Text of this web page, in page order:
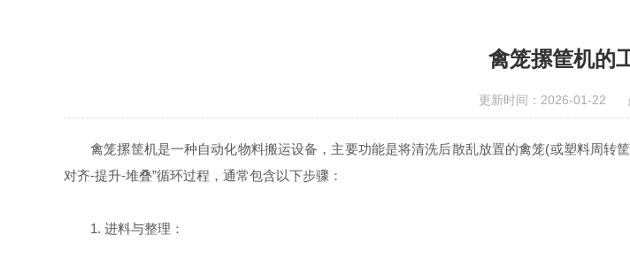
禽笼摞筐机的
更新时间：2026-01-22
禽笼摞筐机是一种自动化物料搬运设备，主要功能是将清洗后散乱放置的禽笼(或塑料周转
对齐-提升-堆叠”循环过程，通常包含以下步骤：
1. 进料与整理：